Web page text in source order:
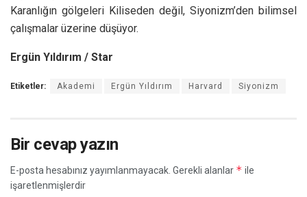
Karanlığın gölgeleri Kiliseden değil, Siyonizm’den bilimsel
çalışmalar üzerine düşüyor.
Ergün Yıldırım / Star
Etiketler: Akademi Ergün Yıldırım Harvard Siyonizm
Bir cevap yazın
E-posta hesabınız yayımlanmayacak. Gerekli alanlar * ile
işaretlenmişlerdir